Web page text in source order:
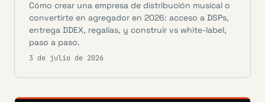
Cómo crear una empresa de distribución musical o
convertirte en agregador en 2026: acceso a DSPs,
entrega DDEX, regalías, y construir vs white-label,
paso a paso.
3 de julio de 2026